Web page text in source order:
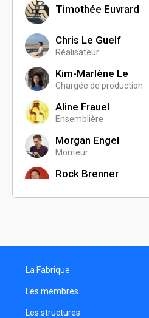
Timothée Euvrard
Chris Le Guelf
Réalisateur
Kim-Marlène Le
Chargée de production
Aline Frauel
Ensemblière
Morgan Engel
Monteur
Rock Brenner
Matthias Ferron
Chargé de production
Jeff Smoliga
La Fabrique
Les membres
Les structures